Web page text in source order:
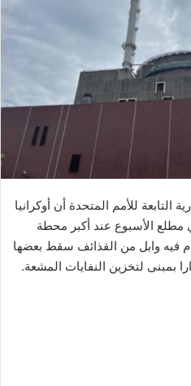
التابعة للأمم المتحدة أن أوكرانيا
الأسبوع عند أكبر محطة
فيه وابل من القذائف سقط بعضها
بمبنى لتخزين النفايات المشعة.